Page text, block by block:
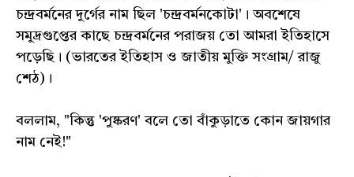
চন্দ্রবর্মনের দুর্গের নাম ছিল 'চন্দ্রবর্মনকোটা'। অবশেষে
সমুদ্রগুপ্তের কাছে চন্দ্রবর্মনের পরাজয় তো আমরা ইতিহাসে
পড়েছি। (ভারতের ইতিহাস ও জাতীয় মুক্তি সংগ্রাম/ রাজু
শেঠ)।
বললাম, "কিন্তু 'পুষ্করণ' বলে তো বাঁকুড়াতে কোন জায়গার
নাম নেই!"